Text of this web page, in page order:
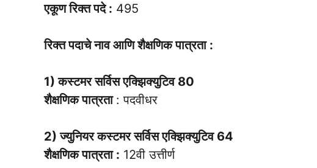
एकूण रिक्त पदे : 495
रिक्त पदाचे नाव आणि शैक्षणिक पात्रता :
1) कस्टमर सर्विस एक्झिक्युटिव 80
शैक्षणिक पात्रता : पदवीधर
2) ज्युनियर कस्टमर सर्विस एक्झिक्युटिव 64
शैक्षणिक पात्रता : 12वी उत्तीर्ण